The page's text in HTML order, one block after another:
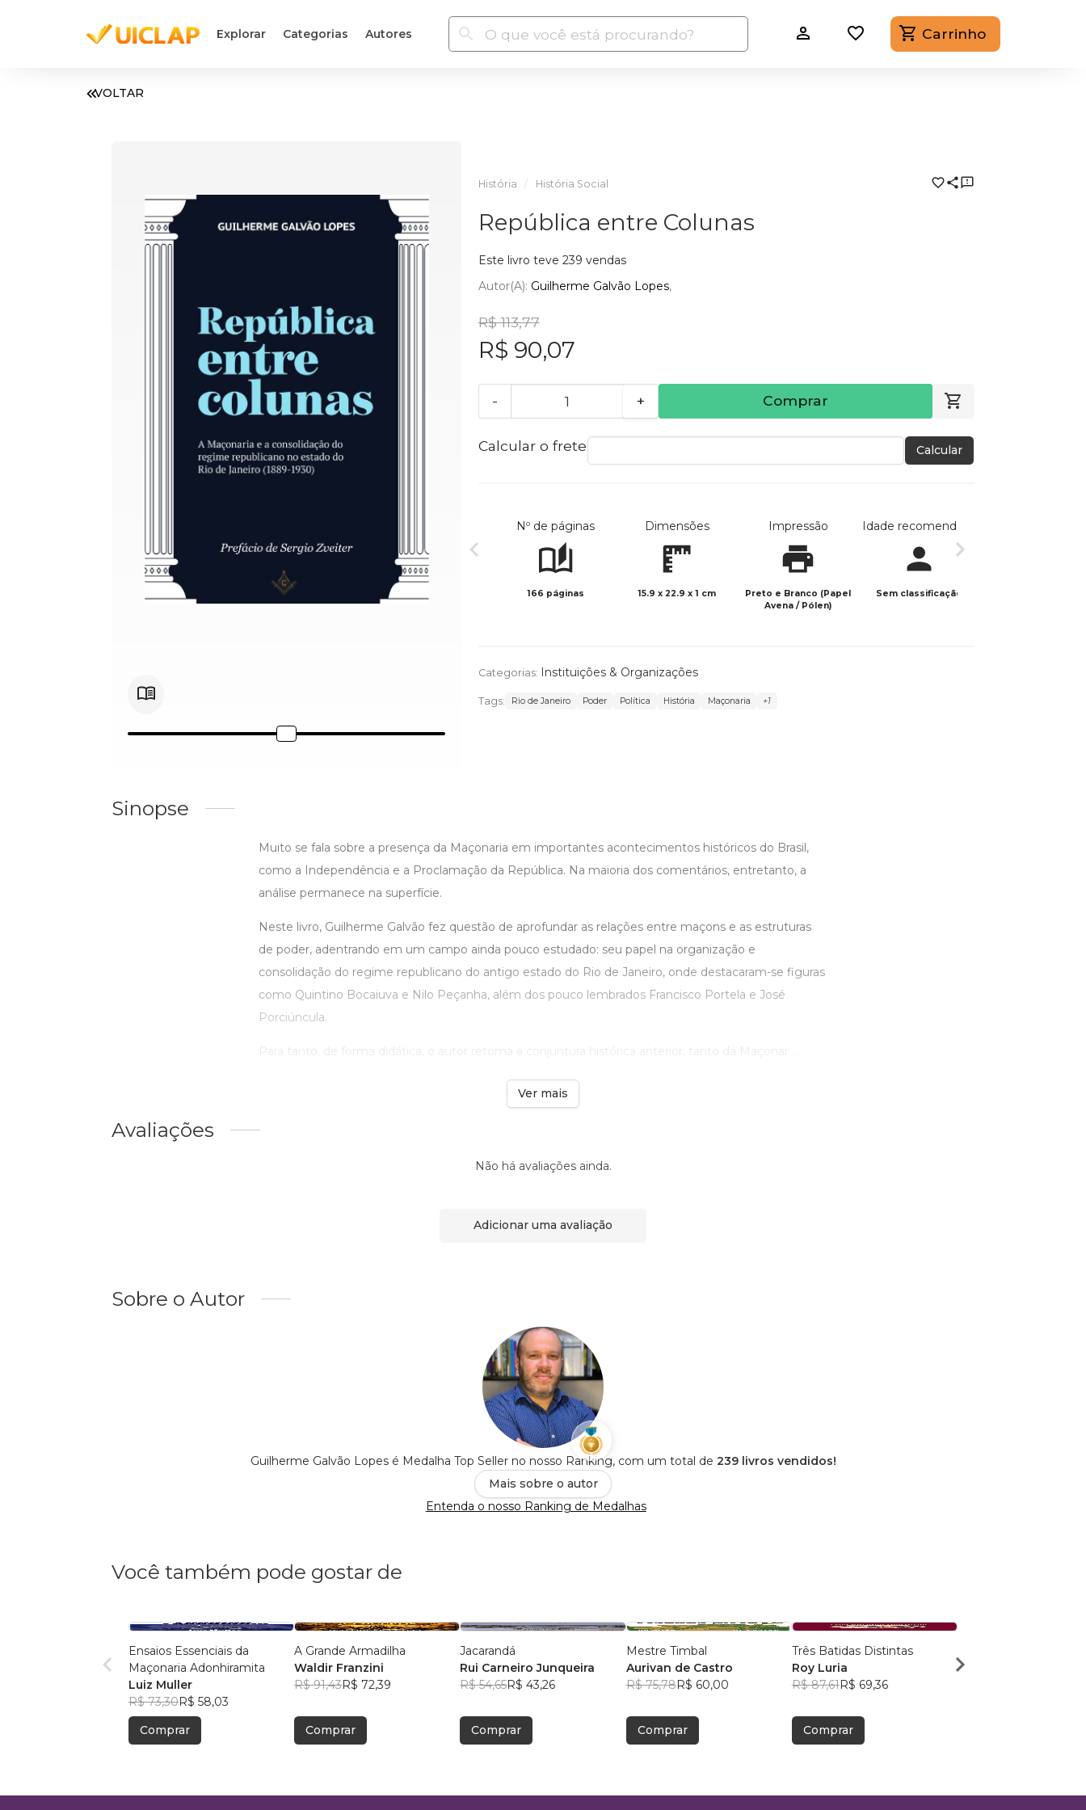
Explorar Categorias Autores Carrinho
VOLTAR
História História Social
República entre Colunas
Este livro teve 239 vendas
Autor(a): Guilherme Galvão Lopes
R$ 113,77
R$ 90,07
- + Comprar
Calcular o frete Calcular
Nº de páginas
166 páginas
Dimensões
15.9 x 22.9 x 1 cm
Impressão
Preto e Branco (Papel
Avena / Pólen)
Idade recomendada
Sem classificação
Categorias: Instituições & Organizações
Tags: Rio de Janeiro Poder Política História Maçonaria +1
Sinopse
Muito se fala sobre a presença da Maçonaria em importantes acontecimentos históricos do Brasil,
como a Independência e a Proclamação da República. Na maioria dos comentários, entretanto, a
análise permanece na superfície.
Neste livro, Guilherme Galvão fez questão de aprofundar as relações entre maçons e as estruturas
de poder, adentrando em um campo ainda pouco estudado: seu papel na organização e
consolidação do regime republicano do antigo estado do Rio de Janeiro, onde destacaram-se figuras
como Quintino Bocaiuva e Nilo Peçanha, além dos pouco lembrados Francisco Portela e José
Porciúncula.
Para tanto, de forma didática, o autor retoma a conjuntura histórica anterior, tanto da Maçonar ...
Ver mais
Avaliações
Não há avaliações ainda.
Adicionar uma avaliação
Sobre o Autor
Guilherme Galvão Lopes é Medalha Top Seller no nosso Ranking, com um total de 239 livros vendidos!
Mais sobre o autor
Entenda o nosso Ranking de Medalhas
Você também pode gostar de
Ensaios Essenciais da
Maçonaria Adonhiramita
Luiz Muller
R$ 73,30R$ 58,03
Comprar
A Grande Armadilha
Waldir Franzini
R$ 91,43R$ 72,39
Comprar
Jacarandá
Rui Carneiro Junqueira
R$ 54,65R$ 43,26
Comprar
Mestre Timbal
Aurivan de Castro
R$ 75,78R$ 60,00
Comprar
Três Batidas Distintas
Roy Luria
R$ 87,61R$ 69,36
Comprar
Samuel Prichard